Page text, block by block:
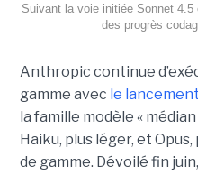
Suivant la voie initiée Sonnet
des progrès
Anthropic continue
gamme avec le
la famille modèle «
Haiku, plus léger, et
de gamme. Dévoilé fin